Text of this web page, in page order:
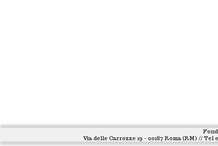
Via delle Carrozze 19 - 00187 Roma (RM) // Tel